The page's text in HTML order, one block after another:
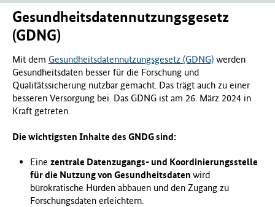
e
s
m
i
n
i
s
t
e
i
Gesundheitsdatennutzungsgesetz
(GDNG)
Mit dem Gesundheitsdatennutzungsgesetz (GDNG) werden
Gesundheitsdaten besser für die Forschung und
Qualitätssicherung nutzbar gemacht. Das trägt auch zu einer
besseren Versorgung bei. Das GDNG ist am 26. März 2024 in
Kraft getreten.
Die wichtigsten Inhalte des GNDG sind:
Eine zentrale Datenzugangs- und Koordinierungsstelle
für die Nutzung von Gesundheitsdaten wird
bürokratische Hürden abbauen und den Zugang zu
Forschungsdaten erleichtern.